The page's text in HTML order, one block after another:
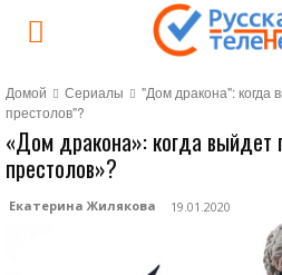
Домой Сериалы
"Дом дракона": когда
престолов"?
«Дом дракона»: когда выйдет
престолов»?
Екатерина Жилякова 19.01.2020